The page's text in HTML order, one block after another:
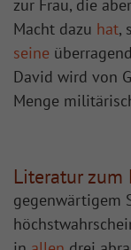
zur Frau, die
Macht dazu hat,
seine
David wird von
Menge
Literatur zum
gegenwärtigem